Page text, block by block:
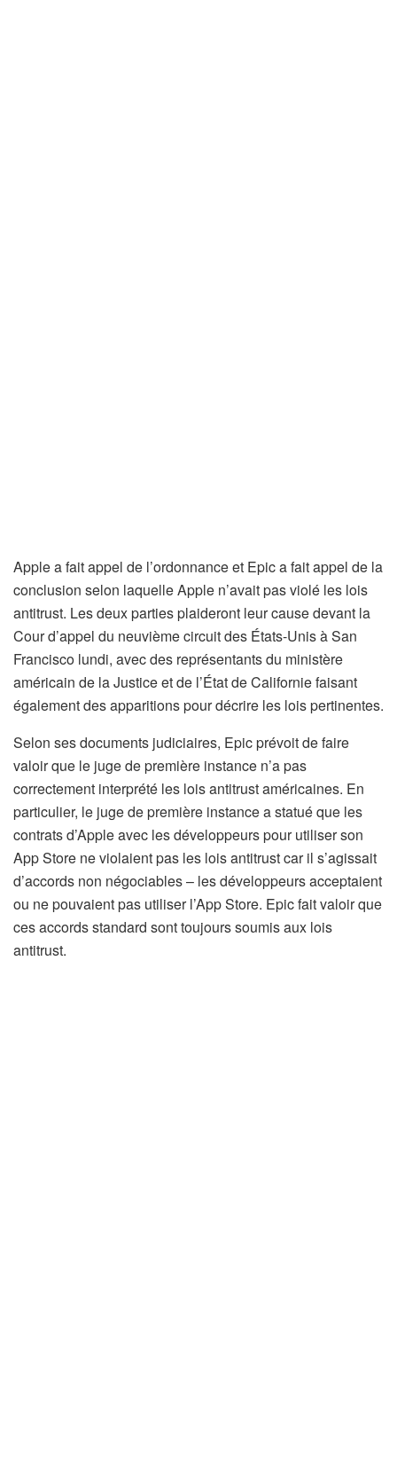
Apple a fait appel de l’ordonnance et Epic a fait appel de la
conclusion selon laquelle Apple n’avait pas violé les lois
antitrust. Les deux parties plaideront leur cause devant la
Cour d’appel du neuvième circuit des États-Unis à San
Francisco lundi, avec des représentants du ministère
américain de la Justice et de l’État de Californie faisant
également des apparitions pour décrire les lois pertinentes.
Selon ses documents judiciaires, Epic prévoit de faire
valoir que le juge de première instance n’a pas
correctement interprété les lois antitrust américaines. En
particulier, le juge de première instance a statué que les
contrats d’Apple avec les développeurs pour utiliser son
App Store ne violaient pas les lois antitrust car il s’agissait
d’accords non négociables – les développeurs acceptaient
ou ne pouvaient pas utiliser l’App Store. Epic fait valoir que
ces accords standard sont toujours soumis aux lois
antitrust.